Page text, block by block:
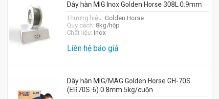
Dây hàn MIG Inox Golden Horse 308L 0.9mm
Thương hiệu: Golden Horse
Quy cách: 8kg/hộp
Chất liệu: Inox
Liên hệ báo giá
Dây hàn MIG/MAG Golden Horse GH-70S
(ER70S-6) 0.8mm 5kg/cuộn